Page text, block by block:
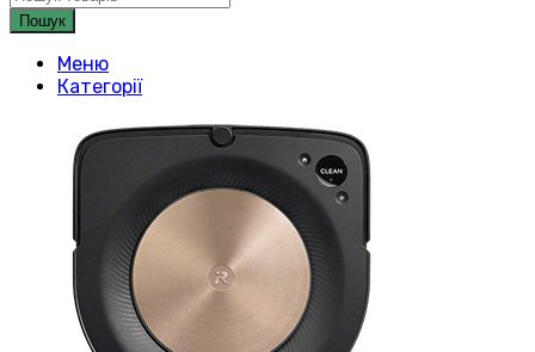
Пошук
Меню
Категорії